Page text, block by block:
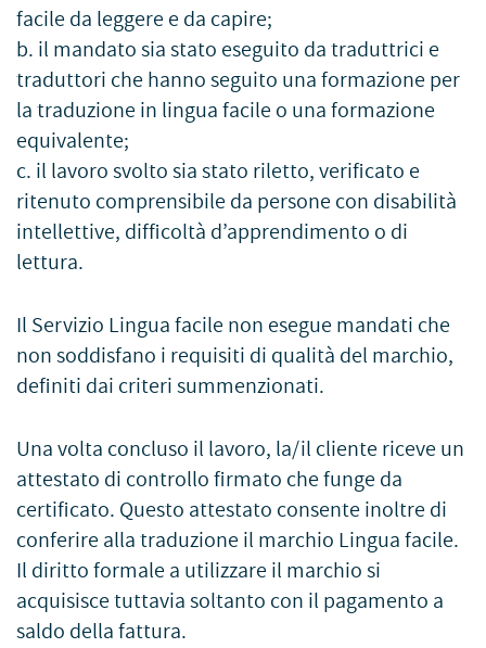
facile da leggere e da capire;
b. il mandato sia stato eseguito da traduttrici e
traduttori che hanno seguito una formazione per
la traduzione in lingua facile o una formazione
equivalente;
c. il lavoro svolto sia stato riletto, verificato e
ritenuto comprensibile da persone con disabilità
intellettive, difficoltà d’apprendimento o di
lettura.
Il Servizio Lingua facile non esegue mandati che
non soddisfano i requisiti di qualità del marchio,
definiti dai criteri summenzionati.
Una volta concluso il lavoro, la/il cliente riceve un
attestato di controllo firmato che funge da
certificato. Questo attestato consente inoltre di
conferire alla traduzione il marchio Lingua facile.
Il diritto formale a utilizzare il marchio si
acquisisce tuttavia soltanto con il pagamento a
saldo della fattura.